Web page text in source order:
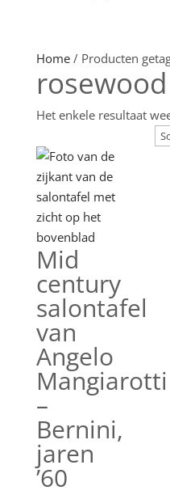
Home/ Producten
rosewood
Het enkele resultaat
Mid
century
salontafel
van
Angelo
Mangiarotti
–
Bernini,
jaren
’60